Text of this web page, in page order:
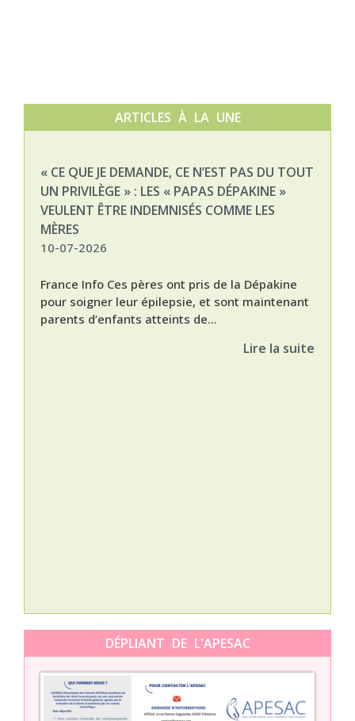
ARTICLES À LA UNE
« CE QUE JE DEMANDE, CE N’EST PAS DU TOUT
UN PRIVILÈGE » : LES « PAPAS DÉPAKINE »
VEULENT ÊTRE INDEMNISÉS COMME LES
MÈRES
10-07-2026
France Info Ces pères ont pris de la Dépakine
pour soigner leur épilepsie, et sont maintenant
parents d’enfants atteints de...
Lire la suite
DÉPLIANT DE L'APESAC